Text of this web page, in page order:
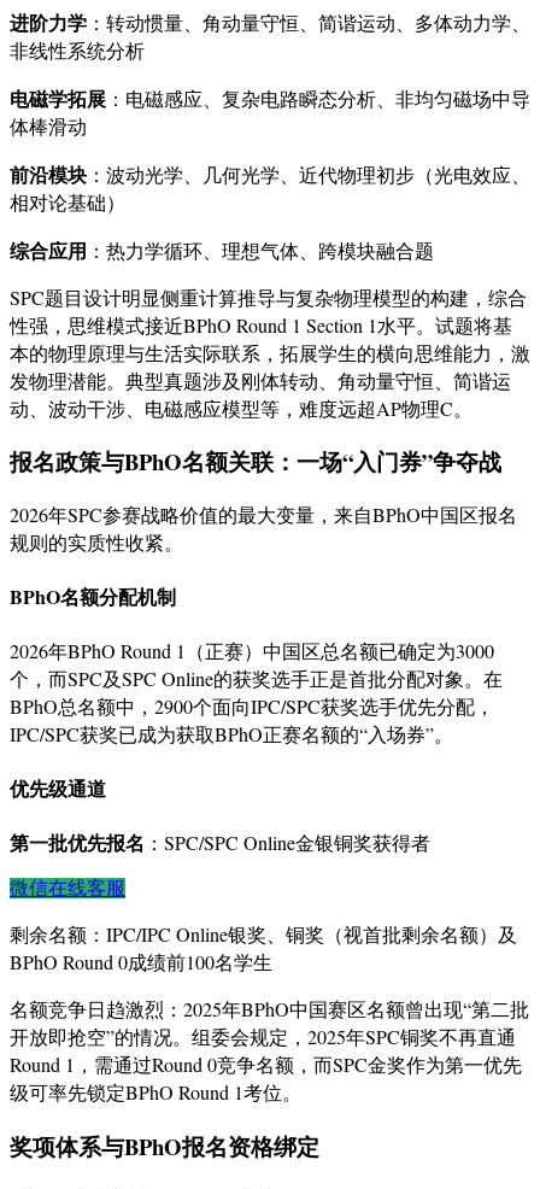
进阶力学 ：转动惯量、角动量守恒、简谐运动、多体动力学、
非线性系统分析
电磁学拓展 ：电磁感应、复杂电路瞬态分析、非均匀磁场中导
体棒滑动
前沿模块 ：波动光学、几何光学、近代物理初步（光电效应、
相对论基础）
综合应用 ：热力学循环、理想气体、跨模块融合题
SPC题目设计明显侧重计算推导与复杂物理模型的构建，综合
性强，思维模式接近BPhO Round 1 Section 1水平。试题将基
本的物理原理与生活实际联系，拓展学生的横向思维能力，激
发物理潜能。典型真题涉及刚体转动、角动量守恒、简谐运
动、波动干涉、电磁感应模型等，难度远超AP物理C。
报名政策与BPhO名额关联：一场“入门券”争夺战
2026年SPC参赛战略价值的最大变量，来自BPhO中国区报名
规则的实质性收紧。
BPhO名额分配机制
2026年BPhO Round 1（正赛）中国区总名额已确定为3000
个，而SPC及SPC Online的获奖选手正是首批分配对象。在
BPhO总名额中，2900个面向IPC/SPC获奖选手优先分配，
IPC/SPC获奖已成为获取BPhO正赛名额的“入场券”。
优先级通道
第一批优先报名 ：SPC/SPC Online金银铜奖获得者
微信在线客服
剩余名额：IPC/IPC Online银奖、铜奖（视首批剩余名额）及
BPhO Round 0成绩前100名学生
名额竞争日趋激烈：2025年BPhO中国赛区名额曾出现“第二批
开放即抢空”的情况。组委会规定，2025年SPC铜奖不再直通
Round 1，需通过Round 0竞争名额，而SPC金奖作为第一优先
级可率先锁定BPhO Round 1考位。
奖项体系与BPhO报名资格绑定